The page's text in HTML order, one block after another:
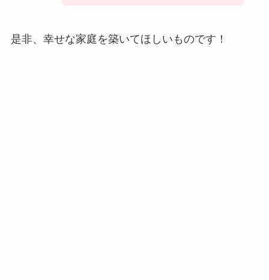
是非、幸せな家庭を築いてほしいものです！